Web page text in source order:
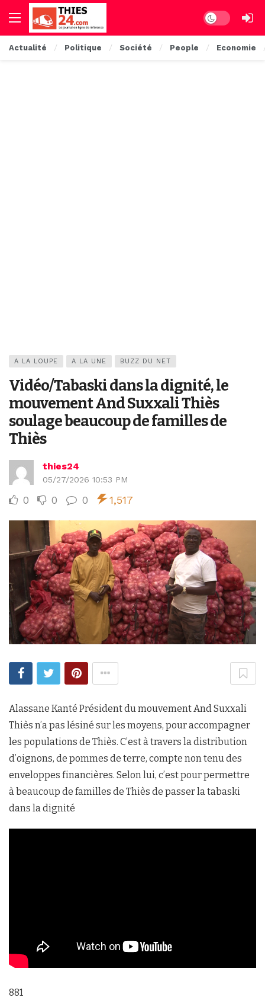
Dark mode
Actualité Politique Société People Economie
A LA LOUPE A LA UNE BUZZ DU NET
Vidéo/Tabaski dans la dignité, le
mouvement And Suxxali Thiès
soulage beaucoup de familles de
Thiès
thies24
05/27/2026 10:53 PM
0 0 0 1,517
Alassane Kanté Président du mouvement And Suxxali
Thiès n’a pas lésiné sur les moyens, pour accompagner
les populations de Thiès. C’est à travers la distribution
d’oignons, de pommes de terre, compte non tenu des
enveloppes financières. Selon lui, c’est pour permettre
à beaucoup de familles de Thiès de passer la tabaski
dans la dignité
881